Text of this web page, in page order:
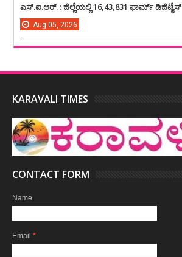
ಎಸ್.ಐ.ಆರ್. : ಜಿಲ್ಲೆಯಲ್ಲಿ 16,43,831 ಫಾರ್ಮ್ ಡಿಜಿಟೈಸ್
Aug 05, 2026
KARAVALI TIMES
CONTACT FORM
Name
Email *